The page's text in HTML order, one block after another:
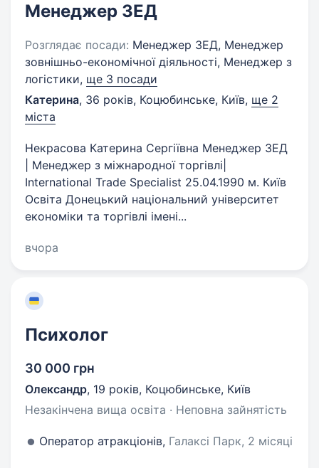
Менеджер ЗЕД
Розглядає посади: Менеджер ЗЕД, Менеджер
зовнішньо-економічної діяльності, Менеджер з
логістики, ще 3 посади
Катерина, 36 років, Коцюбинське, Київ, ще 2
міста
Некрасова Катерина Сергіївна Менеджер ЗЕД
| Менеджер з міжнародної торгівлі|
International Trade Specialist 25.04.1990 м. Київ
Освіта Донецький національний університет
економіки та торгівлі імені...
вчора
Психолог
30 000 грн
Олександр, 19 років, Коцюбинське, Київ
Незакінчена вища освіта · Неповна зайнятість
Оператор атракціонів, Галаксі Парк, 2 місяці